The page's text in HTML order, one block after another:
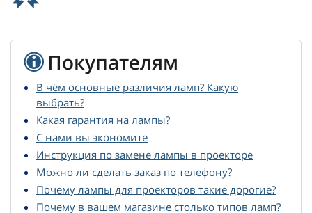
Покупателям
В чём основные различия ламп? Какую
выбрать?
Какая гарантия на лампы?
С нами вы экономите
Инструкция по замене лампы в проекторе
Можно ли сделать заказ по телефону?
Почему лампы для проекторов такие дорогие?
Почему в вашем магазине столько типов ламп?